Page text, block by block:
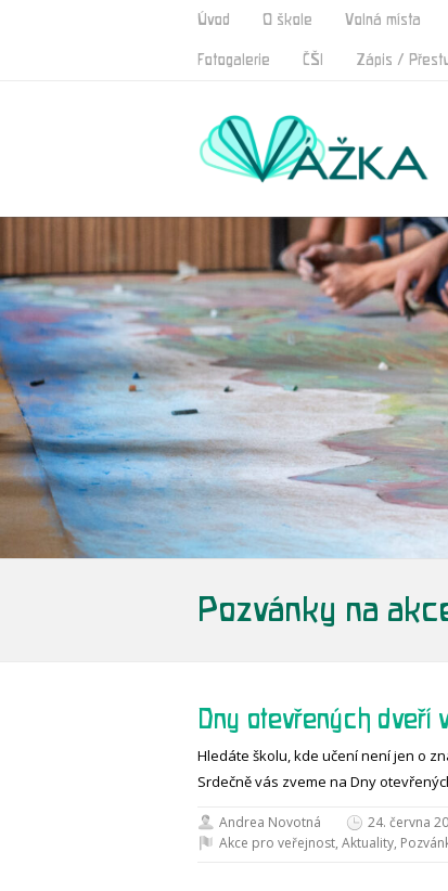
Úvod O škole Volná místa
Fotogalerie ČŠI Zápis /
Pozvánky na
Dny otevřených
Hledáte školu, kde učení není jen o
Srdečně vás zveme na Dny
Andrea Novotná
24. června
Akce pro veřejnost, Aktuality,